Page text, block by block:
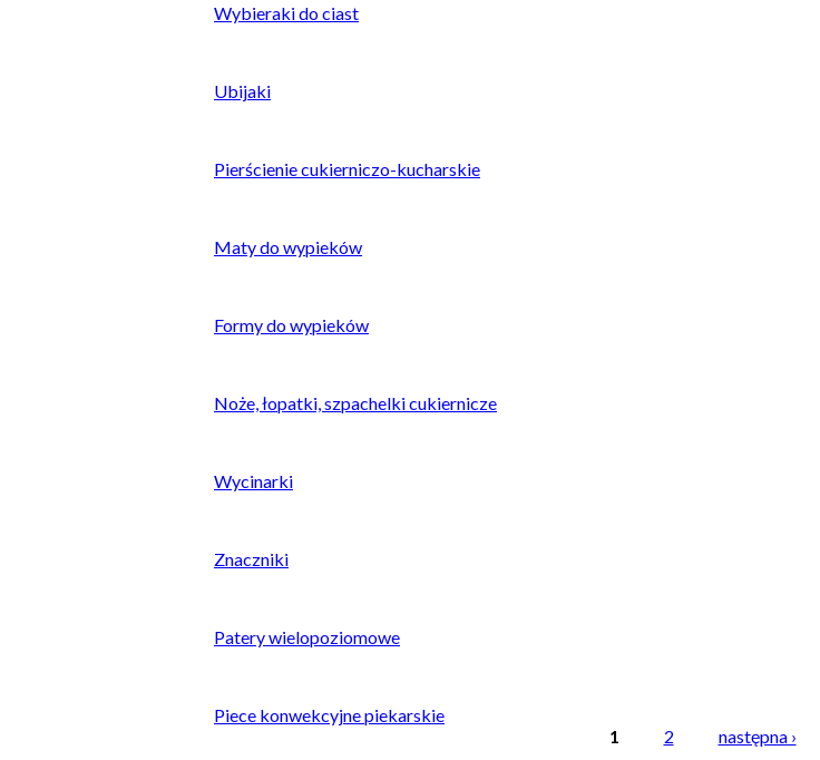
Wybieraki do ciast
Ubijaki
Pierścienie cukierniczo-kucharskie
Maty do wypieków
Formy do wypieków
Noże, łopatki, szpachelki cukiernicze
Wycinarki
Znaczniki
Patery wielopoziomowe
Piece konwekcyjne piekarskie
1 2 następna ›